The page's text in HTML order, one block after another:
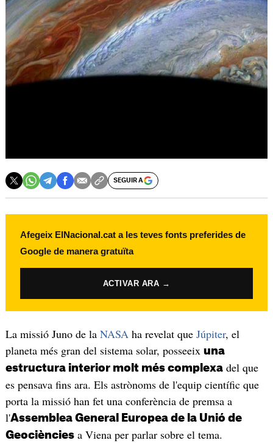
SEGUIR A
Afegeix ElNacional.cat a les teves fonts preferides de
Google de manera gratuïta
ACTIVAR ARA →
La missió Juno de la NASAha revelat que Júpiter, el
planeta més gran del sistema solar, posseeix una
estructura interior molt més complexadel que
es pensava fins ara. Els astrònoms de l'equip científic que
porta la missió han fet una conferència de premsa a
l'Assemblea General Europea de la Unió de
Geociènciesa Viena per parlar sobre el tema.